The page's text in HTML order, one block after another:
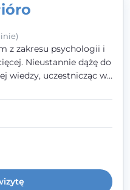
z zakresu psychologii i
Nieustannie dążę do
wiedzy, uczestnicząc w
Pracując z
i młodymi dorosłymi
dla mnie poczucie
oraz wolności
zdania. Kieruję się
że każdy
otrzymać wsparcie i
sobie ze swoimi